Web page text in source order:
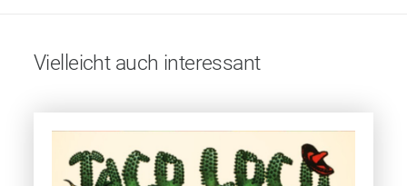
Vielleicht auch interessant